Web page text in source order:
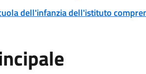
dell'infanzia dell'istituto